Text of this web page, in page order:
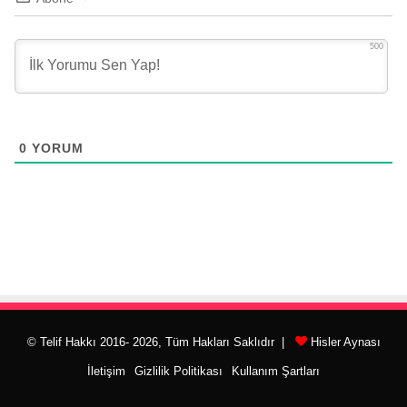
500
0 YORUM
© Telif Hakkı 2016- 2026, Tüm Hakları Saklıdır | Hisler Aynası
İletişim Gizlilik Politikası Kullanım Şartları